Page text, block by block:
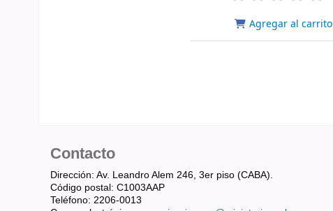
Agregar al carrito
Contacto
Dirección: Av. Leandro Alem 246, 3er piso (CABA).
Código postal: C1003AAP
Teléfono: 2206-0013